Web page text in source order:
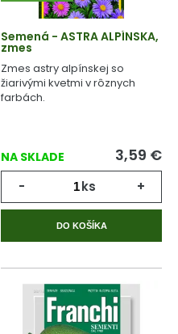
Semená - ASTRA ALPÍNSKA,
zmes
Zmes astry alpínskej so
žiarivými kvetmi v rôznych
farbách.
NA SKLADE 3,59 €
- ks +
DO KOŠÍKA